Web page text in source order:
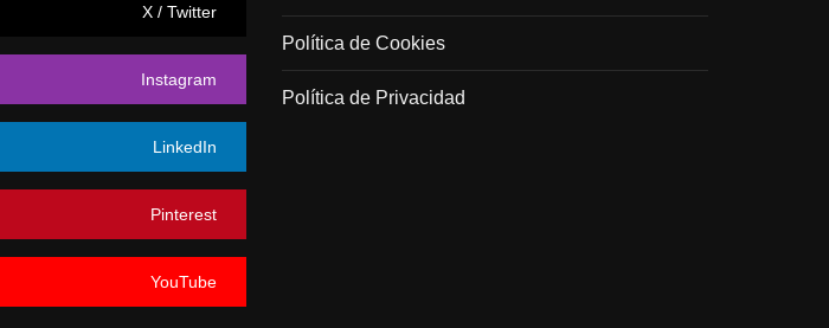
X / Twitter
Instagram
LinkedIn
Pinterest
YouTube
Política de Cookies
Política de Privacidad